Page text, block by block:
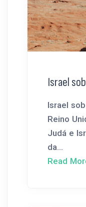
Israel
Israel
Reino
Judá e
da...
Read